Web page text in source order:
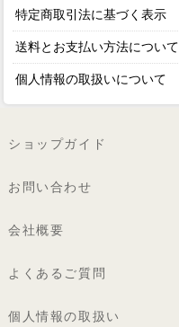
特定商取引法に基づく表示
送料とお支払い方法について
個人情報の取扱いについて
ショップガイド
お問い合わせ
会社概要
よくあるご質問
個人情報の取扱い